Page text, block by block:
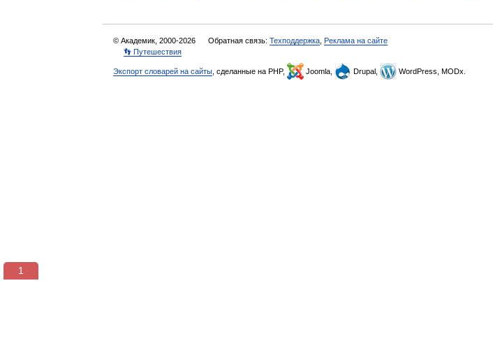
© Академик, 2000-2026 Обратная связь: Техподдержка Реклама на сайте
👣 Путешествия
Экспорт словарей на сайты , сделанные на PHP, Joomla, Drupal, WordPress, MODx.